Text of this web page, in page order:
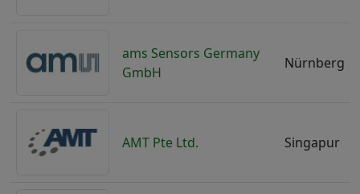
ams Sensors Germany
GmbH
Nürnberg
AMT Pte Ltd. Singapur